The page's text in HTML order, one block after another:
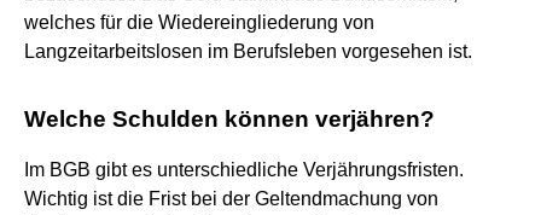
welches für die Wiedereingliederung von
Langzeitarbeitslosen im Berufsleben vorgesehen ist.
Welche Schulden können verjähren?
Im BGB gibt es unterschiedliche Verjährungsfristen.
Wichtig ist die Frist bei der Geltendmachung von